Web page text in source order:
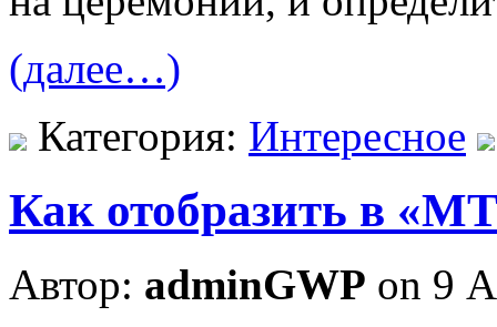
(далее…)
Категория: Интересное
Как отобразить в
Автор: adminGWP on 9